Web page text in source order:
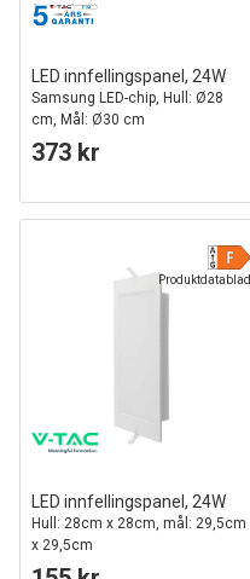
LED innfellingspanel, 24W
Samsung LED-chip, Hull: Ø28
cm, Mål: Ø30 cm
373 kr
Produktdatablad
LED innfellingspanel, 24W
Hull: 28cm x 28cm, mål: 29,5cm
x 29,5cm